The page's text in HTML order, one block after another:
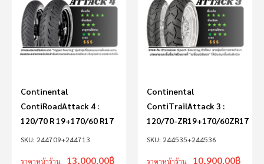
244709+244713
Continental
ContiRoadAttack 4 :
120/70 R 19+170/60 R17
ราคาหน้าร้าน 13,000.00฿
244535+244536
Continental
ContiTrailAttack 3 :
120/70-ZR19+170/60ZR17
ราคาหน้าร้าน 10,900.00฿